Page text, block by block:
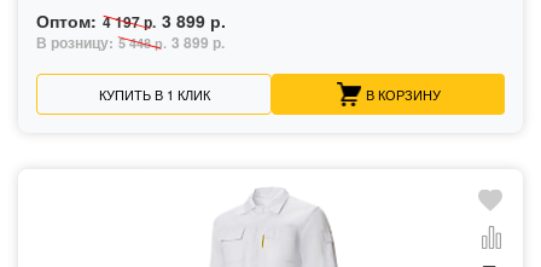
Оптом: 4 197 р. 3 899 р.
В розницу: 5 448 р. 3 899 р.
КУПИТЬ В 1 КЛИК В КОРЗИНУ